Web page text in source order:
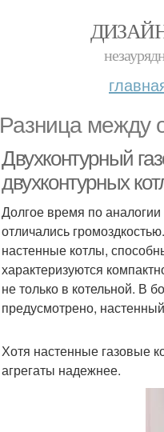
Разница между
Двухконтурный
двухконтурных
Долгое время по
отличались
настенные котлы,
характеризуются
не только в котельной. В
предусмотрено,
Хотя настенные газовые
агрегаты надежнее.